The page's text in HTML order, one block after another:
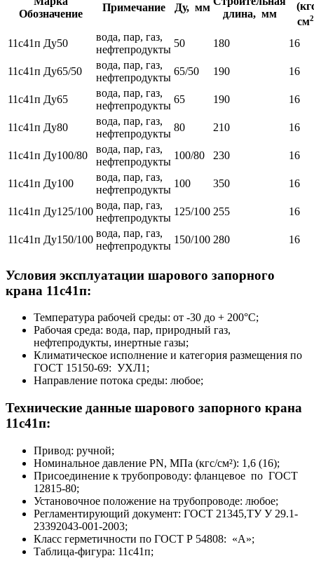
Обозначение
Примечание Ду, мм
длина, мм
см2
11с41п Ду50
вода, пар, газ,
нефтепродукты
50 180 16
11с41п Ду65/50
вода, пар, газ,
нефтепродукты
65/50 190 16
11с41п Ду65
вода, пар, газ,
нефтепродукты
65 190 16
11с41п Ду80
вода, пар, газ,
нефтепродукты
80 210 16
11с41п Ду100/80
вода, пар, газ,
нефтепродукты
100/80 230 16
11с41п Ду100
вода, пар, газ,
нефтепродукты
100 350 16
11с41п Ду125/100
вода, пар, газ,
нефтепродукты
125/100 255 16
11с41п Ду150/100
вода, пар, газ,
нефтепродукты
150/100 280 16
Условия эксплуатации шарового запорного
крана 11с41п:
Температура рабочей среды: от -30 до + 200°С;
Рабочая среда: вода, пар, природный газ,
нефтепродукты, инертные газы;
Климатическое исполнение и категория размещения по
ГОСТ 15150-69: УХЛ1;
Направление потока среды: любое;
Технические данные шарового запорного крана
11с41п:
Привод: ручной;
Номинальное давление PN, МПа (кгс/см²): 1,6 (16);
Присоединение к трубопроводу: фланцевое по ГОСТ
12815-80;
Установочное положение на трубопроводе: любое;
Регламентирующий документ: ГОСТ 21345,ТУ У 29.1-
23392043-001-2003;
Класс герметичности по ГОСТ Р 54808: «А»;
Таблица-фигура: 11с41п;